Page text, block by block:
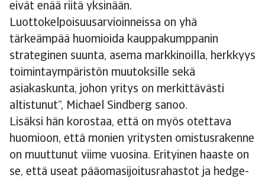
eivät enää riitä yksinään.
Luottokelpoisuusarvioinneissa on yhä
tärkeämpää huomioida kauppakumppanin
strateginen suunta, asema markkinoilla, herkkyys
toimintaympäristön muutoksille sekä
asiakaskunta, johon yritys on merkittävästi
altistunut”, Michael Sindberg sanoo.
Lisäksi hän korostaa, että on myös otettava
huomioon, että monien yritysten omistusrakenne
on muuttunut viime vuosina. Erityinen haaste on
se, että useat pääomasijoitusrahastot ja hedge-